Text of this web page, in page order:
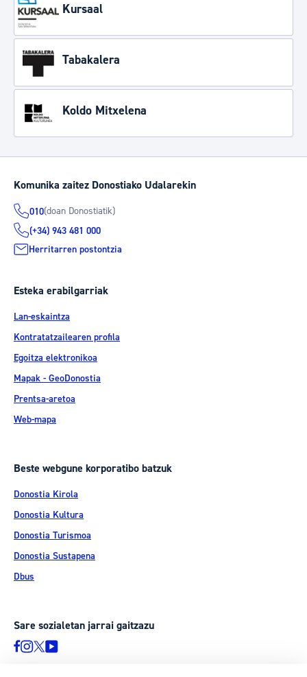
Kursaal
Tabakalera
Koldo Mitxelena
Komunika zaitez Donostiako Udalarekin
010(doan Donostiatik)
(+34) 943 481 000
Herritarren postontzia
Esteka erabilgarriak
Lan-eskaintza
Kontratatzailearen profila
Egoitza elektronikoa
Mapak - GeoDonostia
Prentsa-aretoa
Web-mapa
Beste webgune korporatibo batzuk
Donostia Kirola
Donostia Kultura
Donostia Turismoa
Donostia Sustapena
Dbus
Sare sozialetan jarrai gaitzazu